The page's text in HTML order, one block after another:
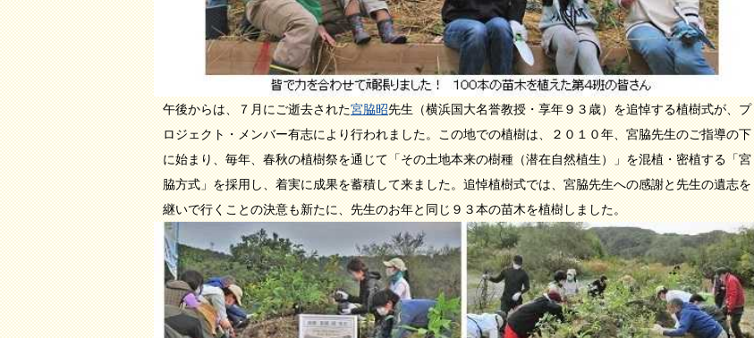
午後からは、７月にご逝去された宮脇昭先生（横浜国大名誉教授・享年９３歳）を追悼する植樹式が、プ
ロジェクト・メンバー有志により行われました。この地での植樹は、２０１０年、宮脇先生のご指導の下
に始まり、毎年、春秋の植樹祭を通じて「その土地本来の樹種（潜在自然植生）」を混植・密植する「宮
脇方式」を採用し、着実に成果を蓄積して来ました。追悼植樹式では、宮脇先生への感謝と先生の遺志を
継いで行くことの決意も新たに、先生のお年と同じ９３本の苗木を植樹しました。